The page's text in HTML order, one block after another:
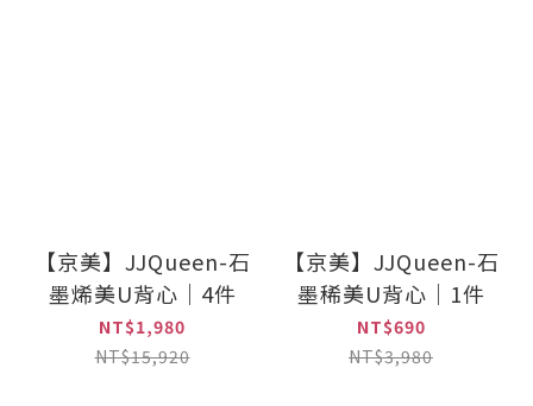
【京美】JJQueen-石
墨烯美U背心｜4件
NT$1,980
NT$15,920
【京美】JJQueen-石
墨稀美U背心｜1件
NT$690
NT$3,980